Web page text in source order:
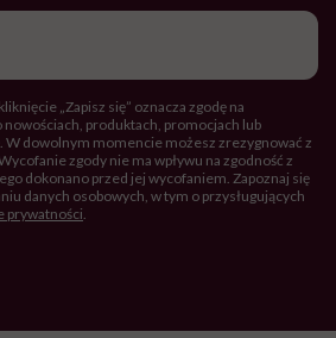
„Zapisz się” oznacza zgodę na
produktach, promocjach lub
W dowolnym momencie możesz zrezygnować z
zgody nie ma wpływu na zgodność z
dokonano przed jej wycofaniem. Zapoznaj się
danych osobowych, w tym o przysługujących
prywatności.